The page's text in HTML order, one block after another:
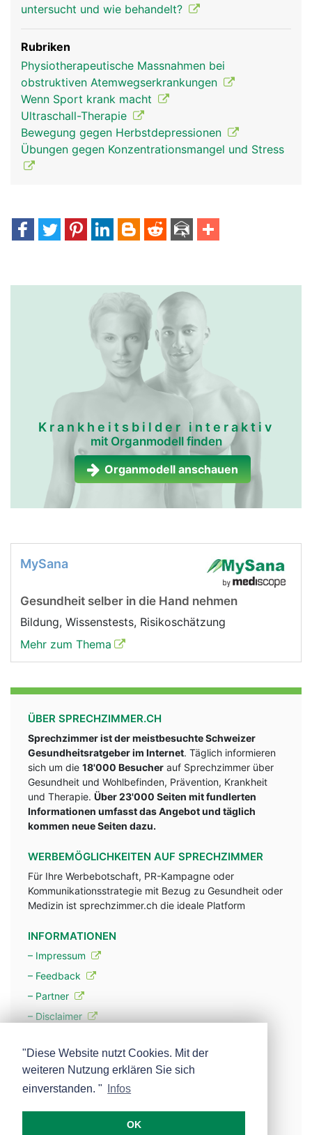
untersucht und wie behandelt?
Rubriken
Physiotherapeutische Massnahmen bei
obstruktiven Atemwegserkrankungen
Wenn Sport krank macht
Ultraschall-Therapie
Bewegung gegen Herbstdepressionen
Übungen gegen Konzentrationsmangel und Stress
Krankheitsbilder interaktiv
mit Organmodell finden
Organmodell anschauen
MySana
Gesundheit selber in die Hand nehmen
Bildung, Wissenstests, Risikoschätzung
Mehr zum Thema
ÜBER SPRECHZIMMER.CH
Sprechzimmer ist der meistbesuchte Schweizer
Gesundheitsratgeber im Internet. Täglich informieren
sich um die 18'000 Besucher auf Sprechzimmer über
Gesundheit und Wohlbefinden, Prävention, Krankheit
und Therapie. Über 23'000 Seiten mit fundlerten
Informationen umfasst das Angebot und täglich
kommen neue Seiten dazu.
WERBEMÖGLICHKEITEN AUF SPRECHZIMMER
Für Ihre Werbebotschaft, PR-Kampagne oder
Kommunikationsstrategie mit Bezug zu Gesundheit oder
Medizin ist sprechzimmer.ch die ideale Platform
INFORMATIONEN
– Impressum
– Feedback
– Partner
– Disclaimer
– Werbung
– Mehr über unsere Experten
"Diese Website nutzt Cookies. Mit der
weiteren Nutzung erklären Sie sich
einverstanden. "
Infos
OK